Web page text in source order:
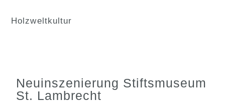
Holzweltkultur
Neuinszenierung Stiftsmuseum
St. Lambrecht